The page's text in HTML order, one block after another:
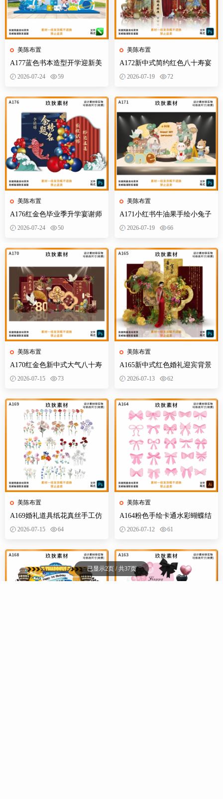
美陈布置
A177蓝色书本造型开学迎新美
陈KT板欢迎新同学开学典礼合
2026-07-24 59
美陈布置
A176红金色毕业季升学宴谢师
宴金榜题名开学派对背景布置
2026-07-24 50
美陈布置
A172新中式简约红色八十寿宴
生日宴舞台迎宾区背景布置
2026-07-19 72
美陈布置
A171小红书牛油果手绘小兔子
小熊狐狸宝宝宴插画森系派对
2026-07-19 66
美陈布置
A170红金色新中式大气八十寿
宴背景设计素材老人生日布置
2026-07-15 73
美陈布置
A169婚礼道具纸花真丝手工仿
真花路引装饰立体婚礼效果图
2026-07-15 64
美陈布置
A165新中式红色婚礼迎宾背景
订婚宴设计素材效果图KT板制
2026-07-13 62
美陈布置
A164粉色手绘卡通水彩蝴蝶结
婚订婚宴宝宝宴生日派对异形
2026-07-12 61
已显示2页 / 共37页